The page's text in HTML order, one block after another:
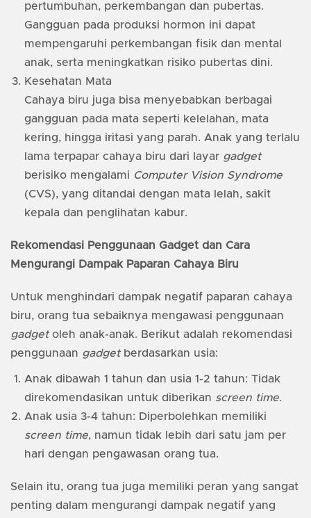
pertumbuhan, perkembangan dan pubertas.
Gangguan pada produksi hormon ini dapat
mempengaruhi perkembangan fisik dan mental
anak, serta meningkatkan risiko pubertas dini.
Kesehatan Mata
Cahaya biru juga bisa menyebabkan berbagai
gangguan pada mata seperti kelelahan, mata
kering, hingga iritasi yang parah. Anak yang terlalu
lama terpapar cahaya biru dari layar gadget
berisiko mengalami Computer Vision Syndrome
(CVS), yang ditandai dengan mata lelah, sakit
kepala dan penglihatan kabur.
Rekomendasi Penggunaan Gadget dan Cara
Mengurangi Dampak Paparan Cahaya Biru
Untuk menghindari dampak negatif paparan cahaya
biru, orang tua sebaiknya mengawasi penggunaan
gadgetoleh anak-anak. Berikut adalah rekomendasi
penggunaan gadgetberdasarkan usia:
Anak dibawah 1 tahun dan usia 1-2 tahun: Tidak
direkomendasikan untuk diberikan screen time.
Anak usia 3-4 tahun: Diperbolehkan memiliki
screen time, namun tidak lebih dari satu jam per
hari dengan pengawasan orang tua.
Selain itu, orang tua juga memiliki peran yang sangat
penting dalam mengurangi dampak negatif yang